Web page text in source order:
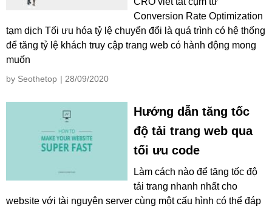
Conversion Rate Optimization
tạm dịch Tối ưu hóa tỷ lệ chuyển đổi là quá trình có hệ thống
để tăng tỷ lệ khách truy cập trang web có hành động mong
muốn
by Seothetop | 28/09/2020
Hướng dẫn tăng tốc
độ tải trang web qua
tối ưu code
Làm cách nào để tăng tốc độ
tải trang nhanh nhất cho
website với tài nguyên server cùng một cấu hình có thể đáp